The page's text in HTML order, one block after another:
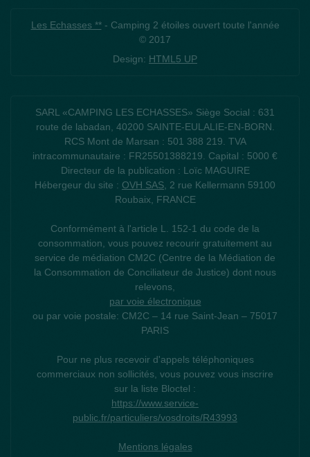
Les Echasses **- Camping 2 étoiles ouvert toute l'année
© 2017
Design: HTML5 UP
SARL «CAMPING LES ECHASSES» Siège Social : 631
route de labadan, 40200 SAINTE-EULALIE-EN-BORN.
RCS Mont de Marsan : 501 388 219. TVA
intracommunautaire : FR25501388219. Capital : 5000 €
Directeur de la publication : Loïc MAGUIRE
Hébergeur du site : OVH SAS , 2 rue Kellermann 59100
Roubaix, FRANCE
Conformément à l'article L. 152-1 du code de la
consommation, vous pouvez recourir gratuitement au
service de médiation CM2C (Centre de la Médiation de
la Consommation de Conciliateur de Justice) dont nous
relevons,
par voie électronique
ou par voie postale: CM2C – 14 rue Saint-Jean – 75017
PARIS
Pour ne plus recevoir d'appels téléphoniques
commerciaux non sollicités, vous pouvez vous inscrire
sur la liste Bloctel :
https://www.service-
public.fr/particuliers/vosdroits/R43993
Mentions légales